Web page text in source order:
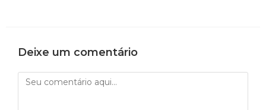
Deixe um comentário